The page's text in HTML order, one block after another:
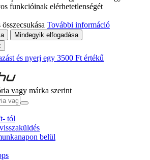
funkcióinak elérhetetlenségét
További információ
Mindegyik elfogadása
és nyerj egy 3500 Ft értékű
vagy márka szerint
tól
belül